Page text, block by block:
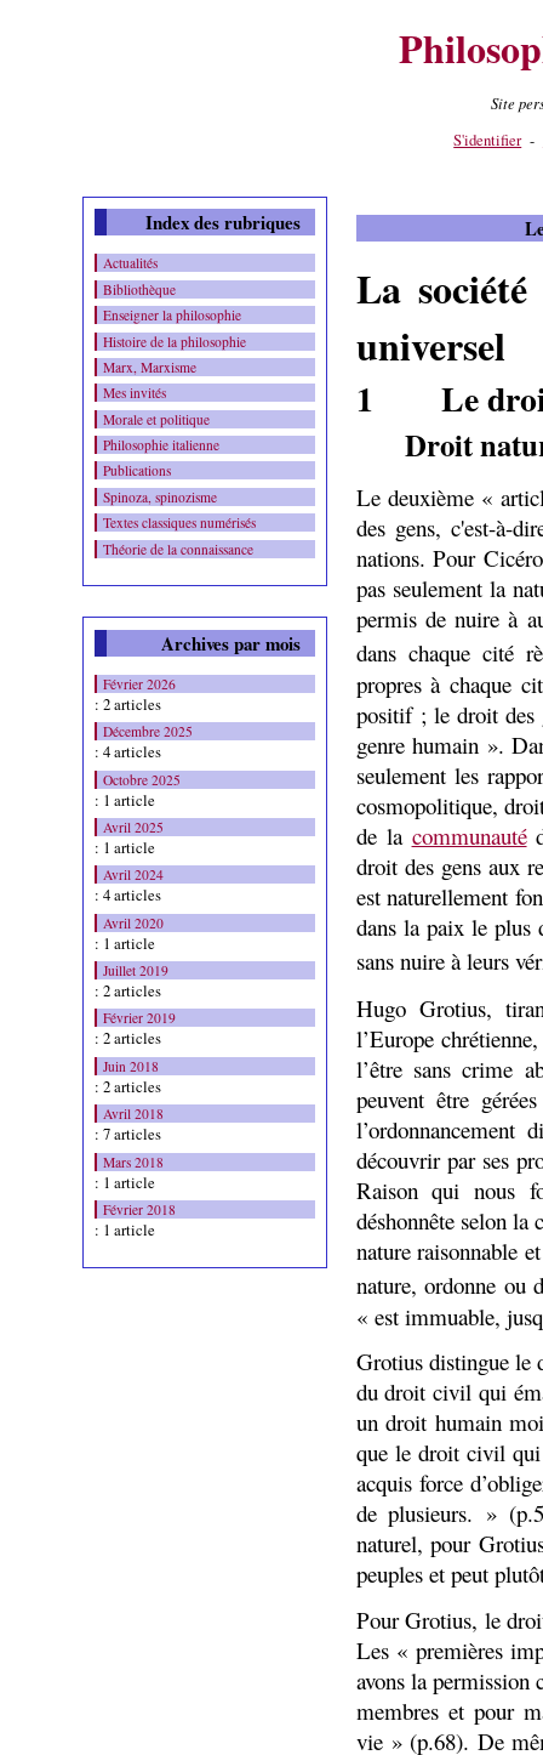
Site
S'identifier -
Index des rubriques
Actualités
Bibliothèque
Enseigner la philosophie
Histoire de la philosophie
Marx, Marxisme
Mes invités
Morale et politique
Philosophie italienne
Publications
Spinoza, spinozisme
Textes classiques numérisés
Théorie de la connaissance
Archives par mois
Février 2026
: 2 articles
Décembre 2025
: 4 articles
Octobre 2025
: 1 article
Avril 2025
: 1 article
Avril 2024
: 4 articles
Avril 2020
: 1 article
Juillet 2019
: 2 articles
Février 2019
: 2 articles
Juin 2018
: 2 articles
Avril 2018
: 7 articles
Mars 2018
: 1 article
Février 2018
: 1 article
La
universel
1 Le
Droit
Le deuxième «
des gens, c'est-à-
nations. Pour
pas seulement la
permis de nuire à
dans chaque cité
propres à chaque
positif ; le droit des
genre humain ».
seulement les
cosmopolitique,
de la communauté
droit des gens aux
est naturellement
dans la paix le plus
sans nuire à leurs
Hugo Grotius,
l’Europe
l’être sans crime
peuvent être
découvrir par ses
Raison qui nous
déshonnête selon la
nature raisonnable
nature, ordonne ou
« est immuable,
Grotius distingue le
du droit civil qui
un droit humain
que le droit civil
acquis force
de plusieurs. »
naturel, pour
peuples et peut
Pour Grotius, le
Les « premières
avons la permission
membres et pour
vie » (p.68). De